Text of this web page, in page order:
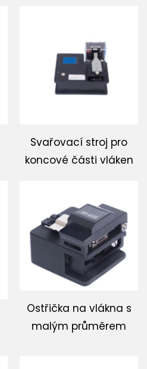
Svařovací stroj pro
koncové části vláken
Ostřička na vlákna s
malým průměrem